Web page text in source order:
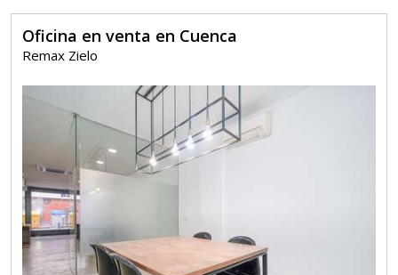
Oficina en venta en Cuenca
Remax Zielo